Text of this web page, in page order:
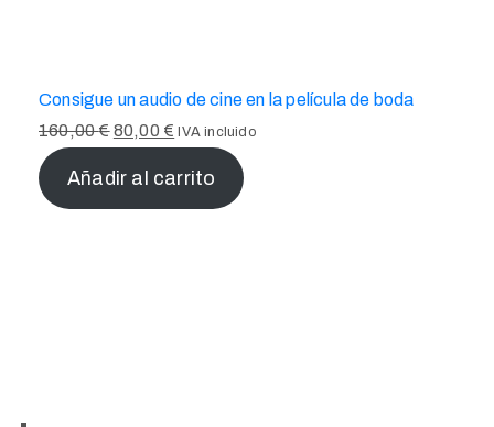
Consigue un audio de cine en la película de boda
160,00€80,00 € IVA incluido
Añadir al carrito